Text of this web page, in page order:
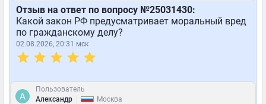
Отзыв на ответ по вопросу №25031430:
Какой закон РФ предусматривает моральный вред
по гражданскому делу?
02.08.2026, 20:31 мск
Пользователь
Александр
Москва